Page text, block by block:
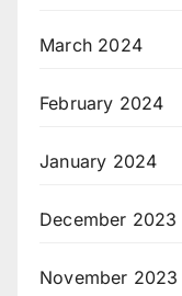
March 2024
February 2024
January 2024
December 2023
November 2023